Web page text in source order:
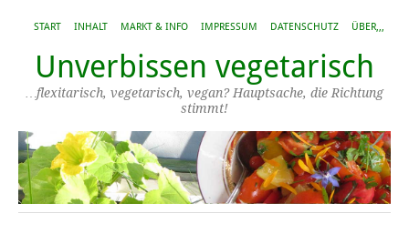
START INHALT MARKT & INFO IMPRESSUM DATENSCHUTZ ÜBER,,,
Unverbissen vegetarisch
…flexitarisch, vegetarisch, vegan? Hauptsache, die Richtung
stimmt!